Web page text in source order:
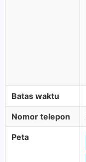
Batas waktu
Nomor telepon
Peta